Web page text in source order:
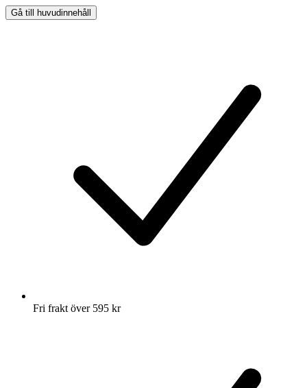
Gå till huvudinnehåll
Fri frakt över 595 kr